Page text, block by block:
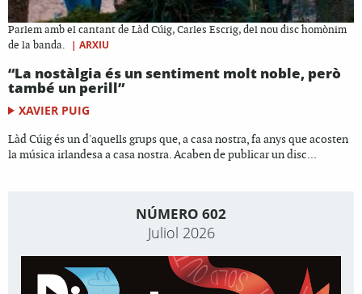
Parlem amb el cantant de Làd Cúig, Carles Escrig, del nou disc homònim
de la banda.
| ARXIU
“La nostàlgia és un sentiment molt noble, però
també un perill”
XAVIER PUIG
Làd Cúig és un d'aquells grups que, a casa nostra, fa anys que acosten
la música irlandesa a casa nostra. Acaben de publicar un disc...
NÚMERO 602
Juliol 2026